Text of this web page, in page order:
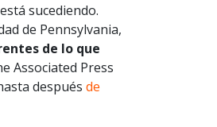
sucediendo.
de Pennsylvania,
de lo que
Associated Press
después de